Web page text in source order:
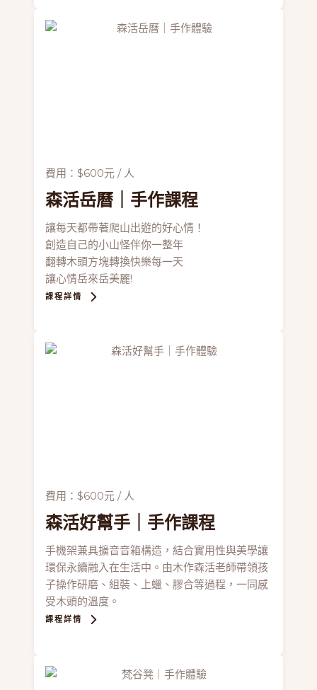
費用：$600元 / 人
森活岳曆 ｜手作課程
讓每天都帶著爬山出遊的好心情！
創造自己的小山怪伴你一整年
翻轉木頭方塊轉換快樂每一天
讓心情岳來岳美麗!
課程詳情
費用：$600元 / 人
森活好幫手 ｜手作課程
手機架兼具擴音音箱構造，結合實用性與美學讓
環保永續融入在生活中。由木作森活老師帶領孩
子操作研磨、組裝、上蠟、膠合等過程，一同感
受木頭的溫度。
課程詳情